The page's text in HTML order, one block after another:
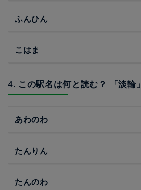
ふんひん
こはま
4. この駅名は何と読む？ 「淡輪」
あわのわ
たんりん
たんのわ